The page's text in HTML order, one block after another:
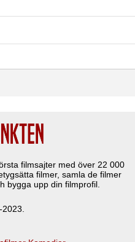
filmsajter med över 22 000
filmer, samla de filmer
bygga upp din filmprofil.